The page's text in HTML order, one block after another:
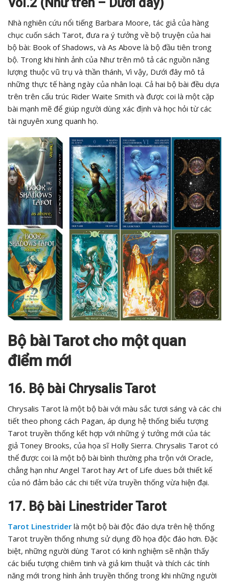
Vol.2 (Như trên – Dưới đây)
Nhà nghiên cứu nổi tiếng Barbara Moore, tác giả của hàng
chục cuốn sách Tarot, đưa ra ý tưởng về bộ truyện của hai
bộ bài: Book of Shadows, và As Above là bộ đầu tiên trong
bộ. Trong khi hình ảnh của Như trên mô tả các nguồn năng
lượng thuộc vũ trụ và thần thánh, Vì vậy, Dưới đây mô tả
những thực tế hàng ngày của nhân loại. Cả hai bộ bài đều dựa
trên trên cấu trúc Rider Waite Smith và được coi là một cặp
bài mạnh mẽ để giúp người dùng xác định và học hỏi từ các
tài nguyên xung quanh họ.
Bộ bài Tarot cho một quan
điểm mới
16. Bộ bài Chrysalis Tarot
Chrysalis Tarot là một bộ bài với màu sắc tươi sáng và các chi
tiết theo phong cách Pagan, áp dụng hệ thống biểu tượng
Tarot truyền thống kết hợp với những ý tưởng mới của tác
giả Toney Brooks, của họa sĩ Holly Sierra. Chrysalis Tarot có
thể được coi là một bộ bài bình thường pha trộn với Oracle,
chẳng hạn như Angel Tarot hay Art of Life dues bởi thiết kế
của nó đảm bảo các chi tiết vừa truyền thống vừa hiện đại.
17. Bộ bài Linestrider Tarot
Tarot Linestrider là một bộ bài độc đáo dựa trên hệ thống
Tarot truyền thống nhưng sử dụng đồ họa độc đáo hơn. Đặc
biệt, những người dùng Tarot có kinh nghiệm sẽ nhận thấy
các biểu tượng chiêm tinh và giả kim thuật và thích các tính
năng mới trong hình ảnh truyền thống trong khi những người